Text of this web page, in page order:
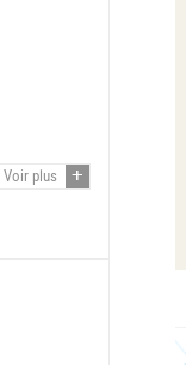
Voir plus